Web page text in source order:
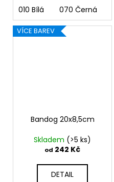
010 Bílá 070 Černá
VÍCE BAREV
Bandog 20x8,5cm
Skladem (>5 ks)
od 242 Kč
DETAIL